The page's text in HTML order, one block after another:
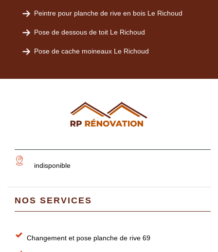
Peintre pour planche de rive en bois Le Richoud
Pose de dessous de toit Le Richoud
Pose de cache moineaux Le Richoud
indisponible
NOS SERVICES
Changement et pose planche de rive 69